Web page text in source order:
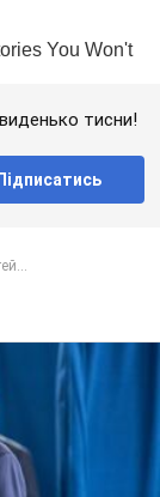
тисни!
Підписатись